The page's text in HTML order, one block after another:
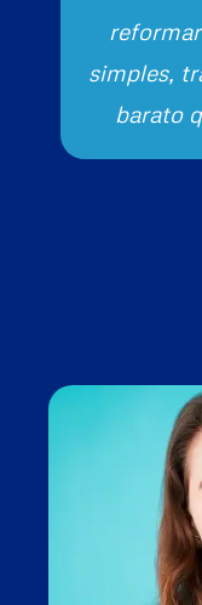
simples,
barato